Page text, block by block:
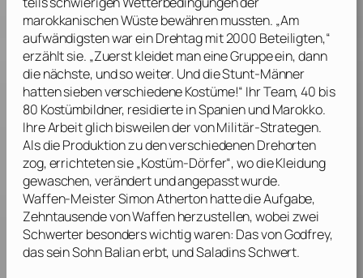
marokkanischen Wüste bewähren mussten. „Am
aufwändigsten war ein Drehtag mit 2000 Beteiligten,“
erzählt sie. „Zuerst kleidet man eine Gruppe ein, dann
die nächste, und so weiter. Und die Stunt-Männer
hatten sieben verschiedene Kostüme!“ Ihr Team, 40 bis
80 Kostümbildner, residierte in Spanien und Marokko.
Ihre Arbeit glich bisweilen der von Militär-Strategen.
Als die Produktion zu den verschiedenen Drehorten
zog, errichteten sie „Kostüm-Dörfer“, wo die Kleidung
gewaschen, verändert und angepasst wurde.
Waffen-MeisterSimon Athertonhatte die Aufgabe,
Zehntausende von Waffen herzustellen, wobei zwei
Schwerter besonders wichtig waren: Das von Godfrey,
das sein Sohn Balian erbt, und Saladins Schwert.